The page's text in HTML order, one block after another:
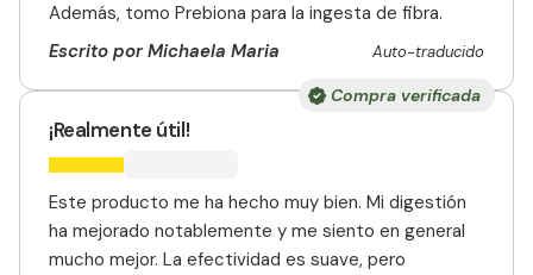
Además, tomo Prebiona para la ingesta de fibra.
Escrito por Michaela Maria
Auto-traducido
Compra verificada
¡Realmente útil!
Este producto me ha hecho muy bien. Mi digestión
ha mejorado notablemente y me siento en general
mucho mejor. La efectividad es suave, pero